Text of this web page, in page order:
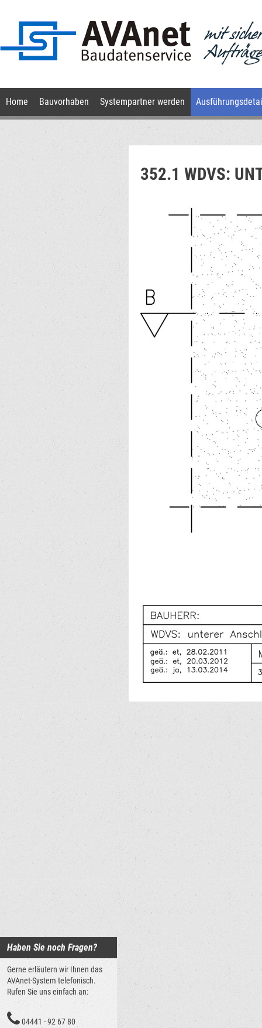
Navigation
Home Bauvorhaben Systempartner werden
352.1 WDVS:
Haben Sie noch Fragen?
Gerne erläutern wir Ihnen das
AVAnet-System telefonisch.
Rufen Sie uns einfach an:
04441 - 92 67 80